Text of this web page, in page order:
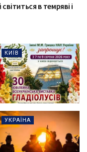
ТЕХНОЛОГІЇв темряві і
КИЇВ
УКРАЇНА